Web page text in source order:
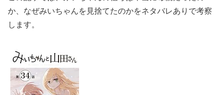
か、なぜみいちゃんを見捨てたのかをネタバレありで考察
します。